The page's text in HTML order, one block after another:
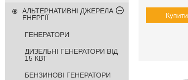
Купити
АЛЬТЕРНАТИВНІ ДЖЕРЕЛА
ЕНЕРГІЇ
ГЕНЕРАТОРИ
ДИЗЕЛЬНІ ГЕНЕРАТОРИ ВІД
15 КВТ
БЕНЗИНОВІ ГЕНЕРАТОРИ